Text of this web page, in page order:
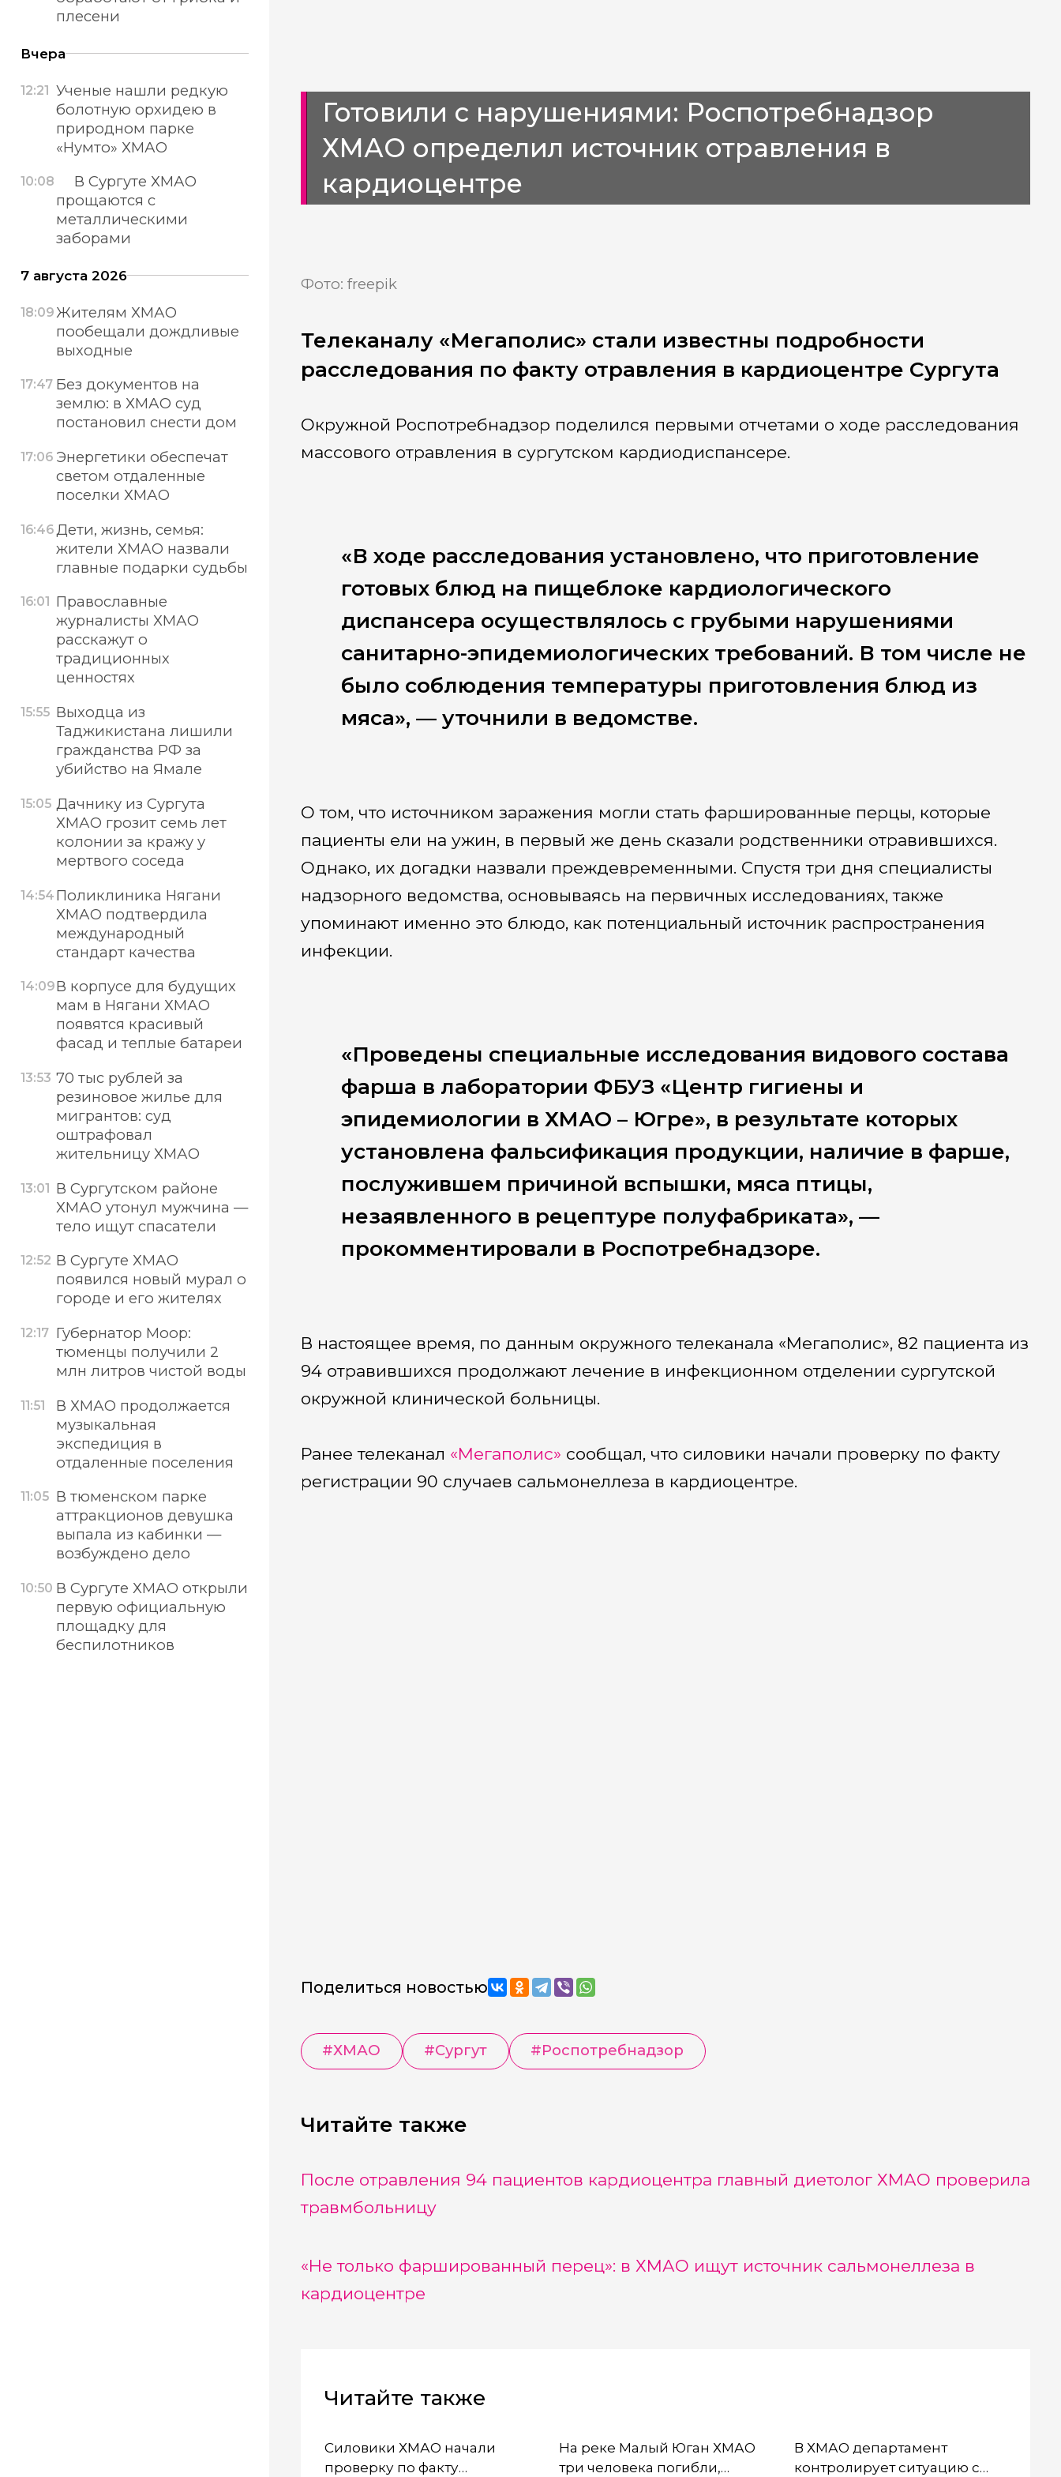
Готовили с нарушениями: Роспотребнадзор
ХМАО определил источник отравления в
кардиоцентре
Фото: freepik
Телеканалу «Мегаполис» стали известны подробности
расследования по факту отравления в кардиоцентре Сургута
Окружной Роспотребнадзор поделился первыми отчетами о ходе расследования
массового отравления в сургутском кардиодиспансере.
«В ходе расследования установлено, что приготовление
готовых блюд на пищеблоке кардиологического
диспансера осуществлялось с грубыми нарушениями
санитарно-эпидемиологических требований. В том числе не
было соблюдения температуры приготовления блюд из
мяса», — уточнили в ведомстве.
О том, что источником заражения могли стать фаршированные перцы, которые
пациенты ели на ужин, в первый же день сказали родственники отравившихся.
Однако, их догадки назвали преждевременными. Спустя три дня специалисты
надзорного ведомства, основываясь на первичных исследованиях, также
упоминают именно это блюдо, как потенциальный источник распространения
инфекции.
«Проведены специальные исследования видового состава
фарша в лаборатории ФБУЗ «Центр гигиены и
эпидемиологии в ХМАО – Югре», в результате которых
установлена фальсификация продукции, наличие в фарше,
послужившем причиной вспышки, мяса птицы,
незаявленного в рецептуре полуфабриката», —
прокомментировали в Роспотребнадзоре.
В настоящее время, по данным окружного телеканала «Мегаполис», 82 пациента из
94 отравившихся продолжают лечение в инфекционном отделении сургутской
окружной клинической больницы.
Ранее телеканал «Мегаполис» сообщал, что силовики начали проверку по факту
регистрации 90 случаев сальмонеллеза в кардиоцентре.
Поделиться новостью
#ХМАО #Сургут #Роспотребнадзор
Читайте также
После отравления 94 пациентов кардиоцентра главный диетолог ХМАО проверила
травмбольницу
«Не только фаршированный перец»: в ХМАО ищут источник сальмонеллеза в
кардиоцентре
Читайте также
Силовики ХМАО начали
проверку по факту
На реке Малый Юган ХМАО
три человека погибли,
В ХМАО департамент
контролирует ситуацию с
плесени
Вчера
12:21 Ученые нашли редкую
болотную орхидею в
природном парке
«Нумто» ХМАО
10:08
В Сургуте ХМАО
прощаются с
металлическими
заборами
7 августа 2026
18:09Жителям ХМАО
пообещали дождливые
выходные
17:47 Без документов на
землю: в ХМАО суд
постановил снести дом
17:06 Энергетики обеспечат
светом отдаленные
поселки ХМАО
16:46Дети, жизнь, семья:
жители ХМАО назвали
главные подарки судьбы
16:01
Православные
журналисты ХМАО
расскажут о
традиционных
ценностях
15:55 Выходца из
Таджикистана лишили
гражданства РФ за
убийство на Ямале
15:05 Дачнику из Сургута
ХМАО грозит семь лет
колонии за кражу у
мертвого соседа
14:54 Поликлиника Нягани
ХМАО подтвердила
международный
стандарт качества
14:09В корпусе для будущих
мам в Нягани ХМАО
появятся красивый
фасад и теплые батареи
13:53 70 тыс рублей за
резиновое жилье для
мигрантов: суд
оштрафовал
жительницу ХМАО
13:01 В Сургутском районе
ХМАО утонул мужчина —
тело ищут спасатели
12:52 В Сургуте ХМАО
появился новый мурал о
городе и его жителях
12:17 Губернатор Моор:
тюменцы получили 2
млн литров чистой воды
11:51
В ХМАО продолжается
музыкальная
экспедиция в
отдаленные поселения
11:05 В тюменском парке
аттракционов девушка
выпала из кабинки —
возбуждено дело
10:50 В Сургуте ХМАО открыли
первую официальную
площадку для
беспилотников